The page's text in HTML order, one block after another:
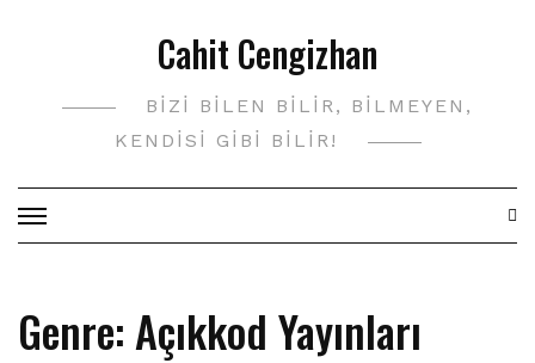
Cahit Cengizhan
BIZI BILEN BILIR, BILMEYEN,
KENDISI GIBI BILIR!
Genre: Açıkkod Yayınları